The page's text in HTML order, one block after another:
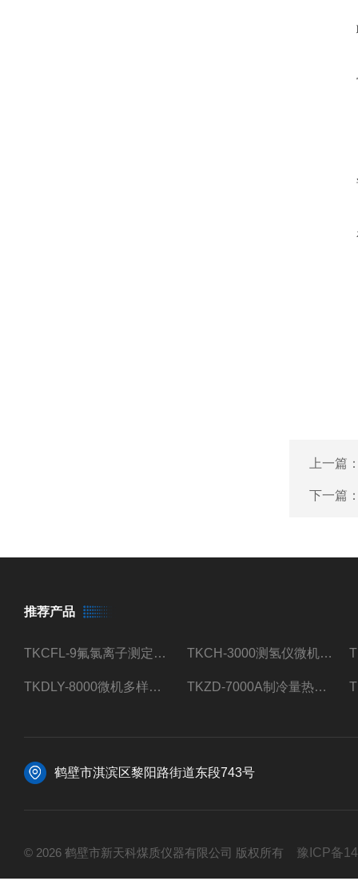
上一篇
下一篇
推荐产品
TKCFL-9氟氯离子测定仪自动煤质检测 TKCH-3000测氢仪微机氢元素测定煤质检测
TKDLY-8000微机多样测硫仪自动定硫仪化验室硫含量测定 TKZD-7000A制冷量热仪自动升降热值仪煤质检测
鹤壁市淇滨区黎阳路街道东段743号
© 2026 鹤壁市新天科煤质仪器有限公司 版权所有 豫ICP备